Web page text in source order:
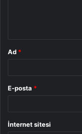
Ad *
E-posta *
İnternet sitesi